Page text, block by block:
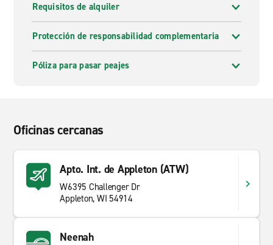
Requisitos de alquiler
Protección de responsabilidad complementaria
Póliza para pasar peajes
Oficinas cercanas
Apto. Int. de Appleton (ATW)
W6395 Challenger Dr
Appleton, WI 54914
Neenah